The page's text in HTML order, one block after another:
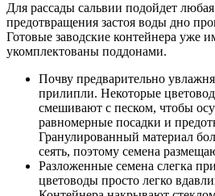
Для рассады сальвии подойдет
предотвращения застоя воды дно
Готовые заводские контейнера уже
укомплектованы поддонами.
Почву предварительно
прилипли. Некоторые
смешивают с песком, чтобы
равномерные посадки и
Гранулированный материал
сеять, поэтому семена
Разложенные семена слегка
цветоводы просто легко